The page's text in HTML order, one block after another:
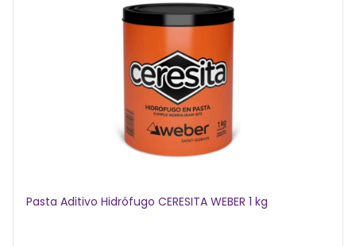
Pasta Aditivo Hidrófugo CERESITA WEBER 1 kg